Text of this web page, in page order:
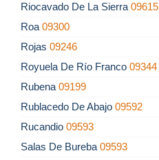
Riocavado De La Sierra 09615
Roa 09300
Rojas 09246
Royuela De Río Franco 09344
Rubena 09199
Rublacedo De Abajo 09592
Rucandio 09593
Salas De Bureba 09593